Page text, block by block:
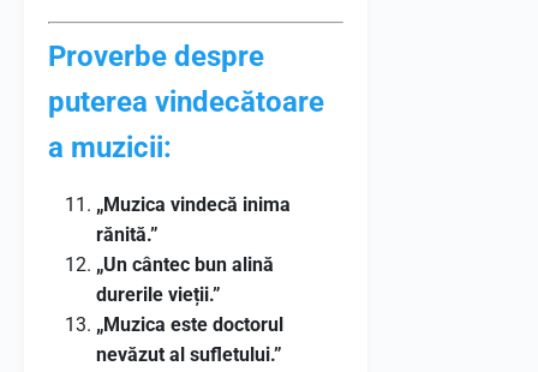
Proverbe despre
puterea vindecătoare
a muzicii:
„Muzica vindecă inima
rănită.”
„Un cântec bun alină
durerile vieții.”
„Muzica este doctorul
nevăzut al sufletului.”